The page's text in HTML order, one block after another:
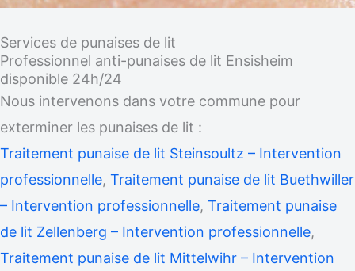
Services de punaises de lit
Professionnel anti-punaises de lit Ensisheim
disponible 24h/24
Nous intervenons dans votre commune pour
exterminer les punaises de lit :
Traitement punaise de lit Steinsoultz – Intervention
professionnelle, Traitement punaise de lit Buethwiller
– Intervention professionnelle, Traitement punaise
de lit Zellenberg – Intervention professionnelle,
Traitement punaise de lit Mittelwihr – Intervention